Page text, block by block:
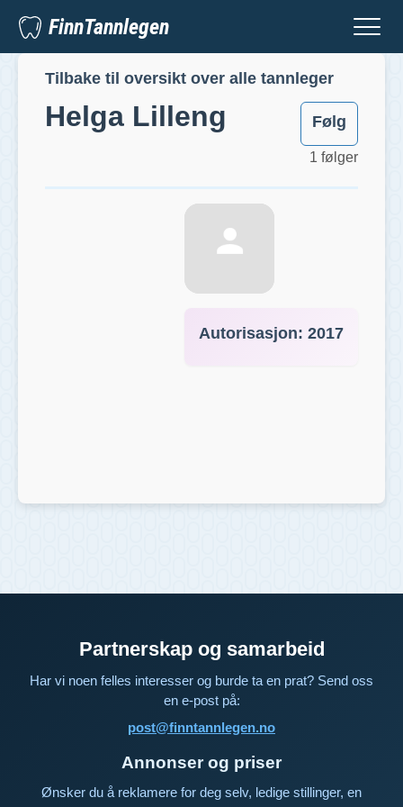
FinnTannlegen
Tilbake til oversikt over alle tannleger
Helga Lilleng Følg
1 følger
Autorisasjon: 2017
Partnerskap og samarbeid
Har vi noen felles interesser og burde ta en prat? Send oss
en e-post på:
post@finntannlegen.no
Annonser og priser
Ønsker du å reklamere for deg selv, ledige stillinger, en